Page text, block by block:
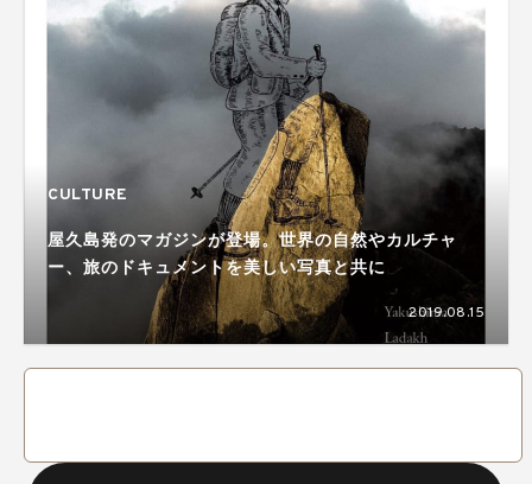
CULTURE
屋久島発のマガジンが登場。世界の自然やカルチャ
ー、旅のドキュメントを美しい写真と共に
2019.08.15